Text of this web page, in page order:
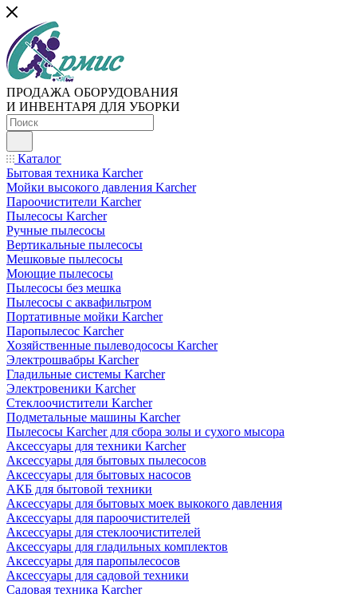
ПРОДАЖА ОБОРУДОВАНИЯ
И ИНВЕНТАРЯ ДЛЯ УБОРКИ
Каталог
Бытовая техника Karcher
Мойки высокого давления Karcher
Пароочистители Karcher
Пылесосы Karcher
Ручные пылесосы
Вертикальные пылесосы
Мешковые пылесосы
Моющие пылесосы
Пылесосы без мешка
Пылесосы с аквафильтром
Портативные мойки Karcher
Паропылесос Karcher
Хозяйственные пылеводососы Karcher
Электрошвабры Karcher
Гладильные системы Karcher
Электровеники Karcher
Стеклоочистители Karcher
Подметальные машины Karcher
Пылесосы Karcher для сбора золы и сухого мысора
Аксессуары для техники Karcher
Аксессуары для бытовых пылесосов
Аксессуары для бытовых насосов
АКБ для бытовой техники
Аксессуары для бытовых моек выкокого давления
Аксессуары для пароочистителей
Аксессуары для стеклоочистителей
Аксессуары для гладильных комплектов
Аксессуары для паропылесосов
Аксессуары для садовой техники
Садовая техника Karcher